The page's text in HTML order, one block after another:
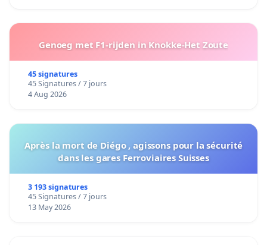
Genoeg met F1-rijden in Knokke-Het Zoute
45 signatures
45 Signatures / 7 jours
4 Aug 2026
Après la mort de Diégo , agissons pour la sécurité
dans les gares Ferroviaires Suisses
3 193 signatures
45 Signatures / 7 jours
13 May 2026